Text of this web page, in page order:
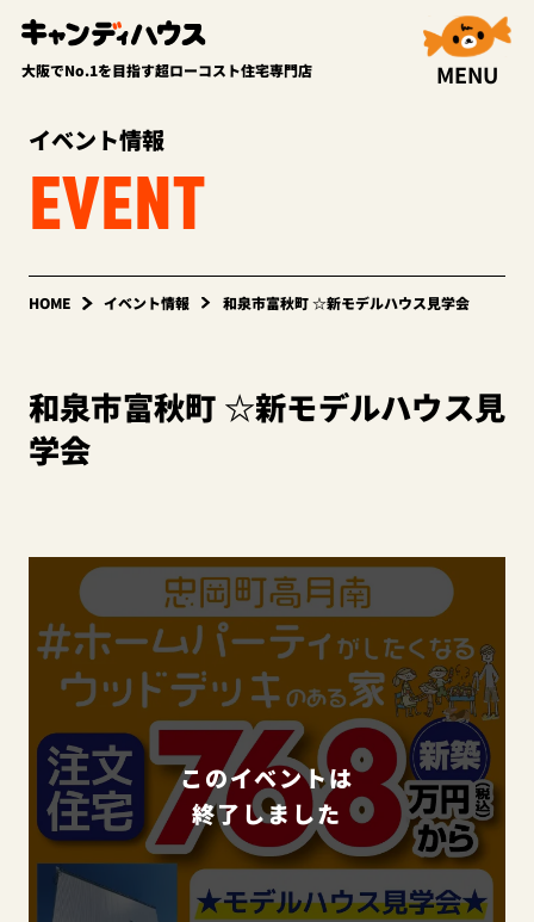
大阪でNo.1を目指す超ローコスト住宅専門店 MENU
イベント情報
EVENT
HOME イベント情報 和泉市富秋町 ☆新モデルハウス見学会
和泉市富秋町 ☆新モデルハウス見
学会
このイベントは
終了しました